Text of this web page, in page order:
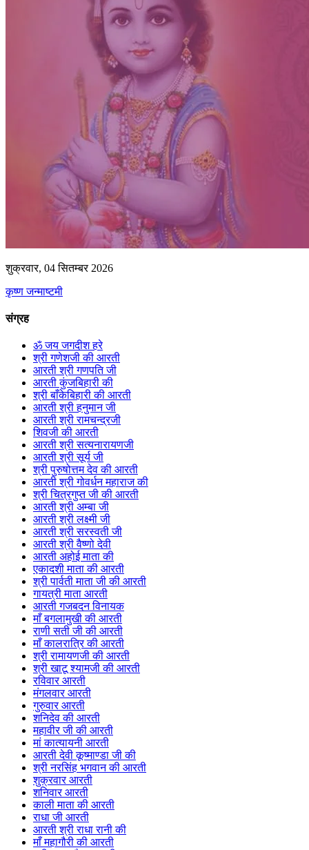
शुक्रवार, 04 सितम्बर 2026
कृष्ण जन्माष्टमी
संग्रह
ॐ जय जगदीश हरे
श्री गणेशजी की आरती
आरती श्री गणपति जी
आरती कुंजबिहारी की
श्री बाँकेबिहारी की आरती
आरती श्री हनुमान जी
आरती श्री रामचन्द्रजी
शिवजी की आरती
आरती श्री सत्यनारायणजी
आरती श्री सूर्य जी
श्री पुरुषोत्तम देव की आरती
आरती श्री गोवर्धन महाराज की
श्री चित्रगुप्त जी की आरती
आरती श्री अम्बा जी
आरती श्री लक्ष्मी जी
आरती श्री सरस्वती जी
आरती श्री वैष्णो देवी
आरती अहोई माता की
एकादशी माता की आरती
श्री पार्वती माता जी की आरती
गायत्री माता आरती
आरती गजबदन विनायक
माँ बगलामुखी की आरती
राणी सती जी की आरती
माँ कालरात्रि की आरती
श्री रामायणजी की आरती
श्री खाटू श्यामजी की आरती
रविवार आरती
मंगलवार आरती
गुरुवार आरती
शनिदेव की आरती
महावीर जी की आरती
मां कात्यायनी आरती
आरती देवी कूष्माण्डा जी की
श्री नरसिंह भगवान की आरती
शुक्रवार आरती
शनिवार आरती
काली माता की आरती
राधा जी आरती
आरती श्री राधा रानी की
माँ महागौरी की आरती